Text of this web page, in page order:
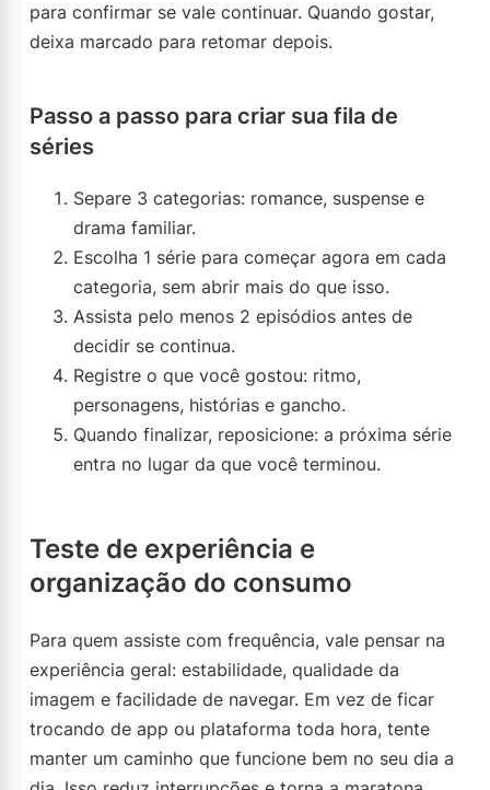
para confirmar se vale continuar. Quando gostar,
deixa marcado para retomar depois.
Passo a passo para criar sua fila de
séries
Separe 3 categorias: romance, suspense e
drama familiar.
Escolha 1 série para começar agora em cada
categoria, sem abrir mais do que isso.
Assista pelo menos 2 episódios antes de
decidir se continua.
Registre o que você gostou: ritmo,
personagens, histórias e gancho.
Quando finalizar, reposicione: a próxima série
entra no lugar da que você terminou.
Teste de experiência e
organização do consumo
Para quem assiste com frequência, vale pensar na
experiência geral: estabilidade, qualidade da
imagem e facilidade de navegar. Em vez de ficar
trocando de app ou plataforma toda hora, tente
manter um caminho que funcione bem no seu dia a